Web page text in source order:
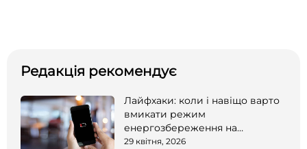
Редакція рекомендує
Лайфхаки: коли і навіщо варто
вмикати режим
енергозбереження на
смартфоні
29 квітня, 2026